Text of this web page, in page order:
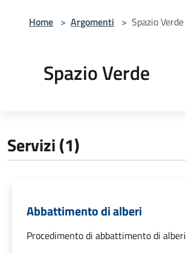
Home > Argomenti > Spazio Verde
Spazio Verde
Servizi (1)
Abbattimento di alberi
Procedimento di abbattimento di alberi